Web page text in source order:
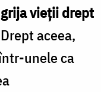
vieții drept
aceea,
unele ca